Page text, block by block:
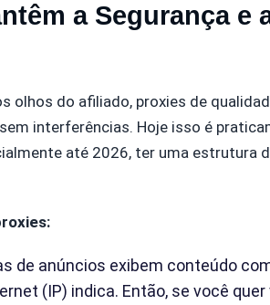
a Segurança e
olhos do afiliado, proxies de
interferências. Hoje isso é
até 2026, ter uma estrutura
de anúncios exibem conteúdo
(IP) indica. Então, se você quer